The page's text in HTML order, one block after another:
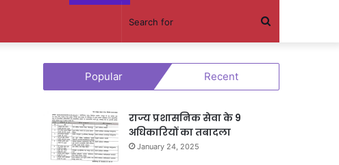
Search
for
Popular Recent
राज्य प्रशासनिक सेवा के 9
अधिकारियों का तबादला
January 24, 2025